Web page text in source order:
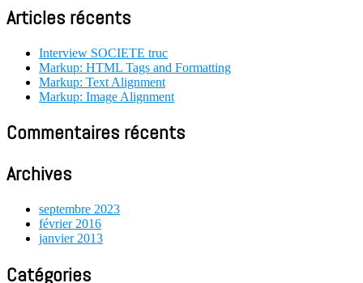
Articles récents
Interview SOCIETE truc
Markup: HTML Tags and Formatting
Markup: Text Alignment
Markup: Image Alignment
Commentaires récents
Archives
septembre 2023
février 2016
janvier 2013
Catégories